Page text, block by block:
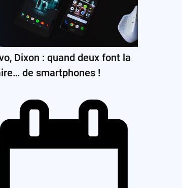
Dixon : quand deux font la
de smartphones !